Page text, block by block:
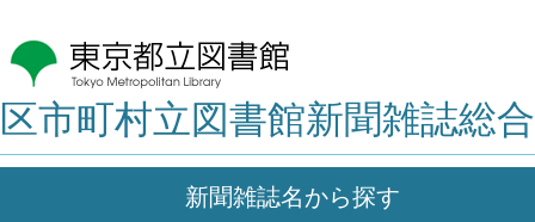
区市町村立図書館新聞雑誌総
新聞雑誌名から探す